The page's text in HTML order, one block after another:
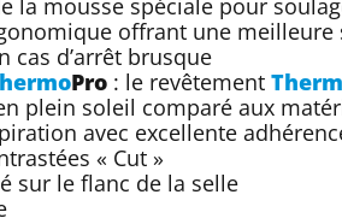
offrant une meilleure
cas d’arrêt brusque
Pro : le revêtement
en plein soleil comparé aux
avec excellente
« Cut »
sur le flanc de la selle